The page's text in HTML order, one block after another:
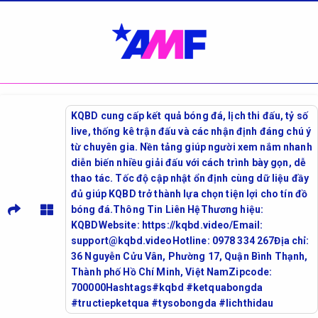
KQBD cung cấp kết quả bóng đá, lịch thi đấu, tỷ số
live, thống kê trận đấu và các nhận định đáng chú ý
từ chuyên gia. Nền tảng giúp người xem nắm nhanh
diễn biến nhiều giải đấu với cách trình bày gọn, dễ
thao tác. Tốc độ cập nhật ổn định cùng dữ liệu đầy
đủ giúp KQBD trở thành lựa chọn tiện lợi cho tín đồ
bóng đá.Thông Tin Liên HệThương hiệu:
KQBDWebsite: https://kqbd.video/Email:
support@kqbd.videoHotline: 0978 334 267Địa chỉ:
36 Nguyễn Cửu Vân, Phường 17, Quận Bình Thạnh,
Thành phố Hồ Chí Minh, Việt NamZipcode:
700000Hashtags#kqbd #ketquabongda
#tructiepketqua #tysobongda #lichthidau